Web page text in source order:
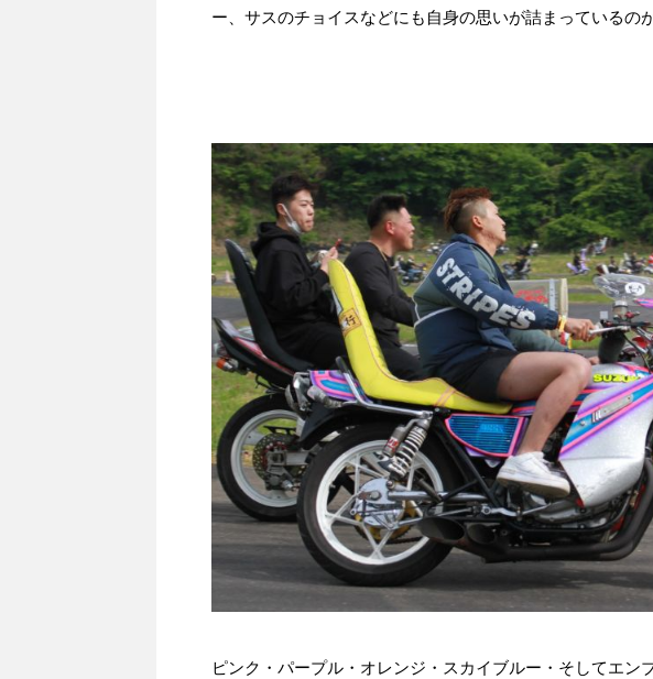
ー、サスのチョイスなどにも自身の思いが詰まっているの
ピンク・パープル・オレンジ・スカイブルー・そしてエン